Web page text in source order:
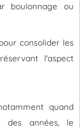
boulonnage ou
consolider les
l'aspect
quand
des années, le